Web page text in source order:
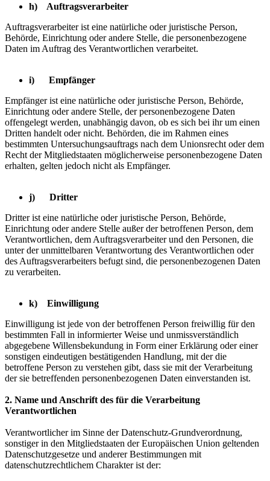
h) Auftragsverarbeiter
Auftragsverarbeiter ist eine natürliche oder juristische Person,
Behörde, Einrichtung oder andere Stelle, die personenbezogene
Daten im Auftrag des Verantwortlichen verarbeitet.
i) Empfänger
Empfänger ist eine natürliche oder juristische Person, Behörde,
Einrichtung oder andere Stelle, der personenbezogene Daten
offengelegt werden, unabhängig davon, ob es sich bei ihr um einen
Dritten handelt oder nicht. Behörden, die im Rahmen eines
bestimmten Untersuchungsauftrags nach dem Unionsrecht oder dem
Recht der Mitgliedstaaten möglicherweise personenbezogene Daten
erhalten, gelten jedoch nicht als Empfänger.
j) Dritter
Dritter ist eine natürliche oder juristische Person, Behörde,
Einrichtung oder andere Stelle außer der betroffenen Person, dem
Verantwortlichen, dem Auftragsverarbeiter und den Personen, die
unter der unmittelbaren Verantwortung des Verantwortlichen oder
des Auftragsverarbeiters befugt sind, die personenbezogenen Daten
zu verarbeiten.
k) Einwilligung
Einwilligung ist jede von der betroffenen Person freiwillig für den
bestimmten Fall in informierter Weise und unmissverständlich
abgegebene Willensbekundung in Form einer Erklärung oder einer
sonstigen eindeutigen bestätigenden Handlung, mit der die
betroffene Person zu verstehen gibt, dass sie mit der Verarbeitung
der sie betreffenden personenbezogenen Daten einverstanden ist.
2. Name und Anschrift des für die Verarbeitung
Verantwortlichen
Verantwortlicher im Sinne der Datenschutz-Grundverordnung,
sonstiger in den Mitgliedstaaten der Europäischen Union geltenden
Datenschutzgesetze und anderer Bestimmungen mit
datenschutzrechtlichem Charakter ist der: